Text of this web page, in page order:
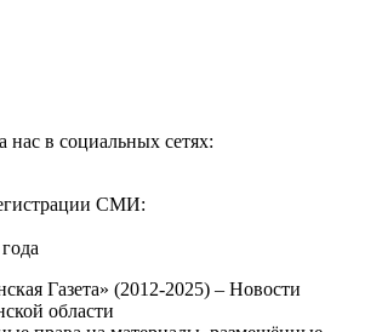
нас в социальных сетях:
СМИ:
Газета» (2012-2025) – Новости
области